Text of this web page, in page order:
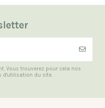
Vous trouverez pour cela nos
d'utilisation du site.